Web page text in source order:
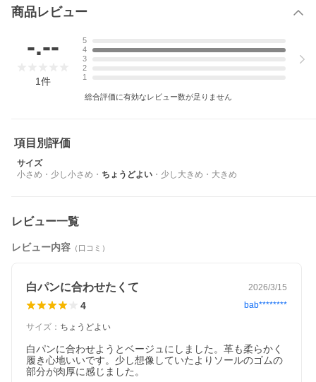
商品レビュー
-.--
1件
5
4
3
2
1
総合評価に有効なレビュー数が足りません
項目別評価
サイズ
小さめ ・ 少し小さめ ・ ちょうどよい ・ 少し大きめ ・ 大きめ
レビュー一覧
レビュー内容 （口コミ）
白パンに合わせたくて 2026/3/15
4 bab********
サイズ ： ちょうどよい
白パンに合わせようとベージュにしました。革も柔らかく
履き心地いいです。少し想像していたよりソールのゴムの
部分が肉厚に感じました。